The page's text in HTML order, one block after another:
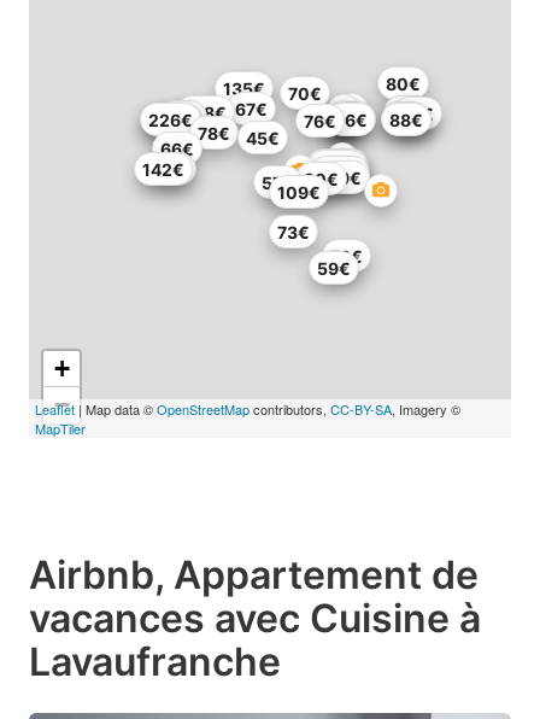
209€
109€
76€
150€
90€
56€
67€
80€
72€
88€
99€
62€
65€
73€
57€
46€
108€
204€
142€
78€
70€
67€
66€
45€
135€
226€
59€
109€
79€
59€
+
−
Leaflet | Map data ©OpenStreetMapcontributors, CC-BY-SA, Imagery ©
MapTiler
Airbnb, Appartement de
vacances avec Cuisine à
Lavaufranche